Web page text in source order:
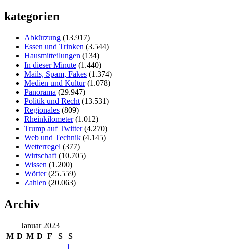
kategorien
Abkürzung (13.917)
Essen und Trinken (3.544)
Hausmitteilungen (134)
In dieser Minute (1.440)
Mails, Spam, Fakes (1.374)
Medien und Kultur(1.078)
Panorama (29.947)
Politik und Recht (13.531)
Regionales (809)
Rheinkilometer(1.012)
Trump auf Twitter(4.270)
Web und Technik (4.145)
Wetterregel (377)
Wirtschaft (10.705)
Wissen (1.200)
Wörter(25.559)
Zahlen (20.063)
Archiv
Januar 2023
M D M D F S
S
1